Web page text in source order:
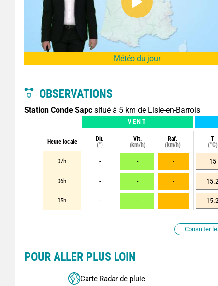
Météo du jour
OBSERVATIONS
Station Conde Sapc situé à 5 km de Lisle-en-Barrois
VENT
Heure locale
Dir.
(°)
Vit.
(km/h)
Raf.
(km/h)
T
(°C)
07h - - - 15
06h - - - 15.2
05h - - - 15.2
Consulter
POUR ALLER PLUS LOIN
Carte Radar de pluie